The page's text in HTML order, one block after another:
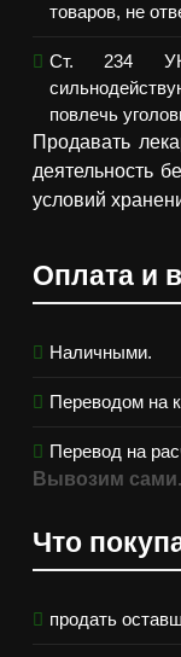
товаров, не
Ст. 234
повлечь
Продавать
деятельность
условий
Оплата и
Наличными.
Переводом на
Перевод на
Вывозим сами.
Что
продать